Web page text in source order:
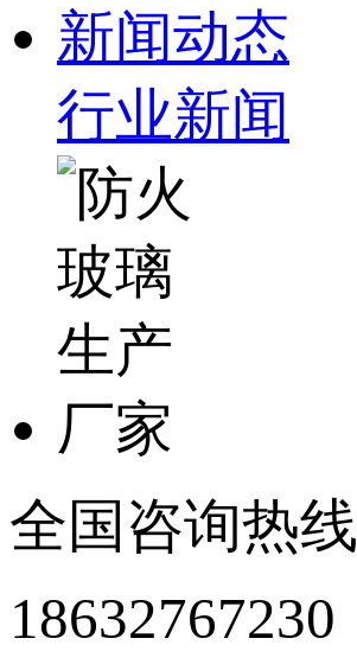
新闻动态
行业新闻
全国咨询热线
18632767230